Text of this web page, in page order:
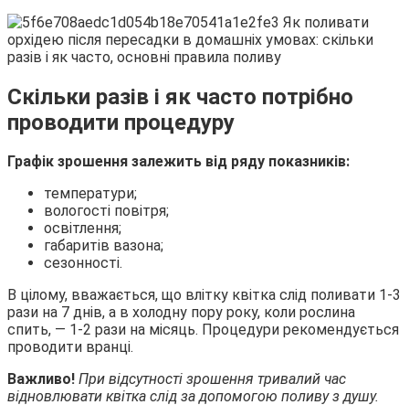
Скільки разів і як часто потрібно
проводити процедуру
Графік зрошення залежить від ряду показників:
температури;
вологості повітря;
освітлення;
габаритів вазона;
сезонності.
В цілому, вважається, що влітку квітка слід поливати 1-3
рази на 7 днів, а в холодну пору року, коли рослина
спить, — 1-2 рази на місяць. Процедури рекомендується
проводити вранці.
Важливо! При відсутності зрошення тривалий час
відновлювати квітка слід за допомогою поливу з душу.